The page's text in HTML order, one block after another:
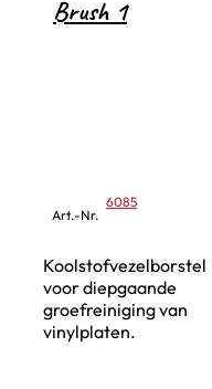
Brush 1
Art.-Nr.
6085
Koolstofvezelborstel
voor diepgaande
groefreiniging van
vinylplaten.